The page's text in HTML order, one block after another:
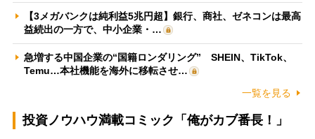
【3メガバンクは純利益5兆円超】銀行、商社、ゼネコンは最高
益続出の一方で、中小企業・…
急増する中国企業の“国籍ロンダリング” SHEIN、TikTok、
Temu…本社機能を海外に移転させ…
一覧を見る
投資ノウハウ満載コミック「俺がカブ番長！」